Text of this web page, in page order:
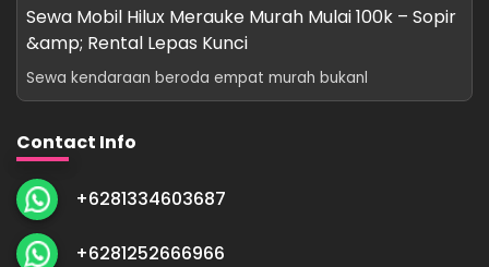
Sewa Mobil Hilux Merauke Murah Mulai 100k – Sopir
&amp; Rental Lepas Kunci
Sewa kendaraan beroda empat murah bukanl
Contact Info
+6281334603687
+6281252666966